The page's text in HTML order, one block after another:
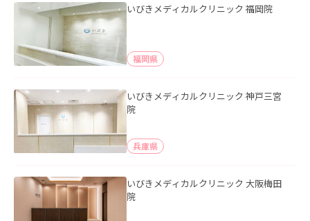
いびきメディカルクリニック 福岡院
福岡県
いびきメディカルクリニック 神戸三宮
院
兵庫県
いびきメディカルクリニック 大阪梅田
院